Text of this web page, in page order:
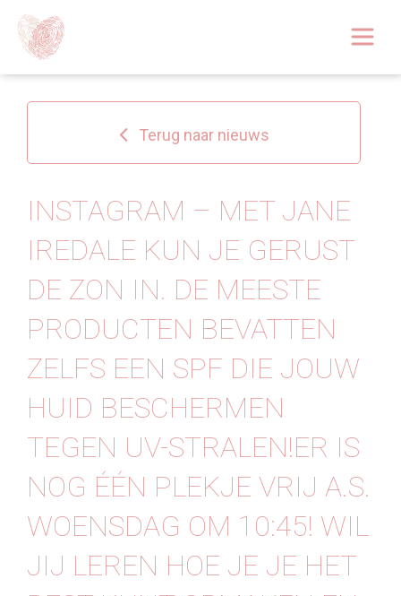
Over
Huidoplossingen
Behandelingen
Tarieven 2026
Blog
Webshop
Contact
Terug naar nieuws
INSTAGRAM – MET JANE
IREDALE KUN JE GERUST
DE ZON IN. DE MEESTE
PRODUCTEN BEVATTEN
ZELFS EEN SPF DIE JOUW
HUID BESCHERMEN
TEGEN UV-STRALEN!ER IS
NOG ÉÉN PLEKJE VRIJ A.S.
WOENSDAG OM 10:45! WIL
JIJ LEREN HOE JE JE HET